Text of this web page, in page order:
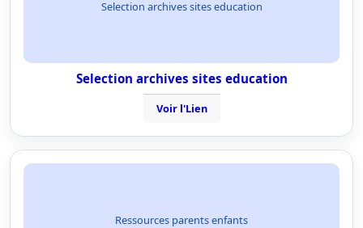
Selection archives sites education
Selection archives sites education
Voir l'Lien
Ressources parents enfants